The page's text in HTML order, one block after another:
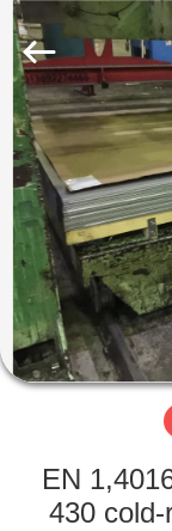
ΣΠΊΤΙ
ΒΊΝΤΕΟ
ΠΕΡΊΠΟΥ
ΕΜΕΊΣ
ΓΎΡΟΣ
Special
Steel
Co.,
Ltd.
Rights
Reserved.
EN
430 cold-